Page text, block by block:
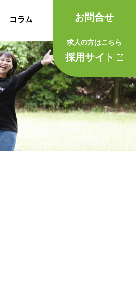
コラム お問合せ
求人の方はこちら
採用サイト